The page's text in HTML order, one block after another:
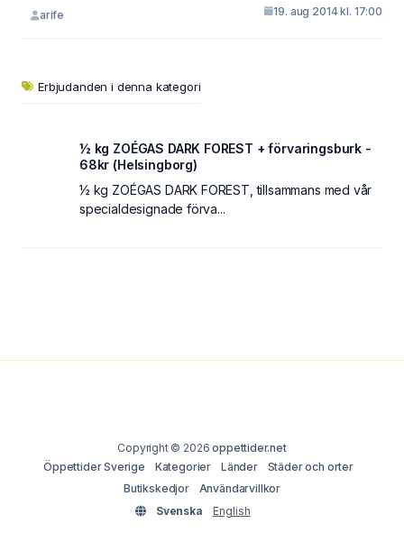
arife 19. aug 2014 kl. 17:00
Erbjudanden i denna kategori
½ kg ZOÉGAS DARK FOREST + förvaringsburk -
68kr (Helsingborg)
½ kg ZOÉGAS DARK FOREST, tillsammans med vår
specialdesignade förva...
Copyright © 2026oppettider.net
Öppettider Sverige
Kategorier Länder
Städer och orter
Butikskedjor
Användarvillkor
Svenska
English